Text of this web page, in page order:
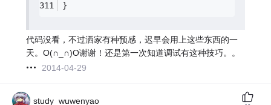
}
代码没看，不过洒家有种预感，迟早会用上这些东西的一
天。O(∩_∩)O谢谢！还是第一次知道调试有这种技巧。。
2014-04-29
study_wuwenyao